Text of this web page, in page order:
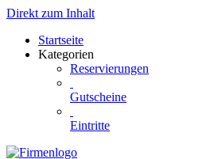
Direkt zum Inhalt
Startseite
Kategorien
Reservierungen
Gutscheine
Eintritte